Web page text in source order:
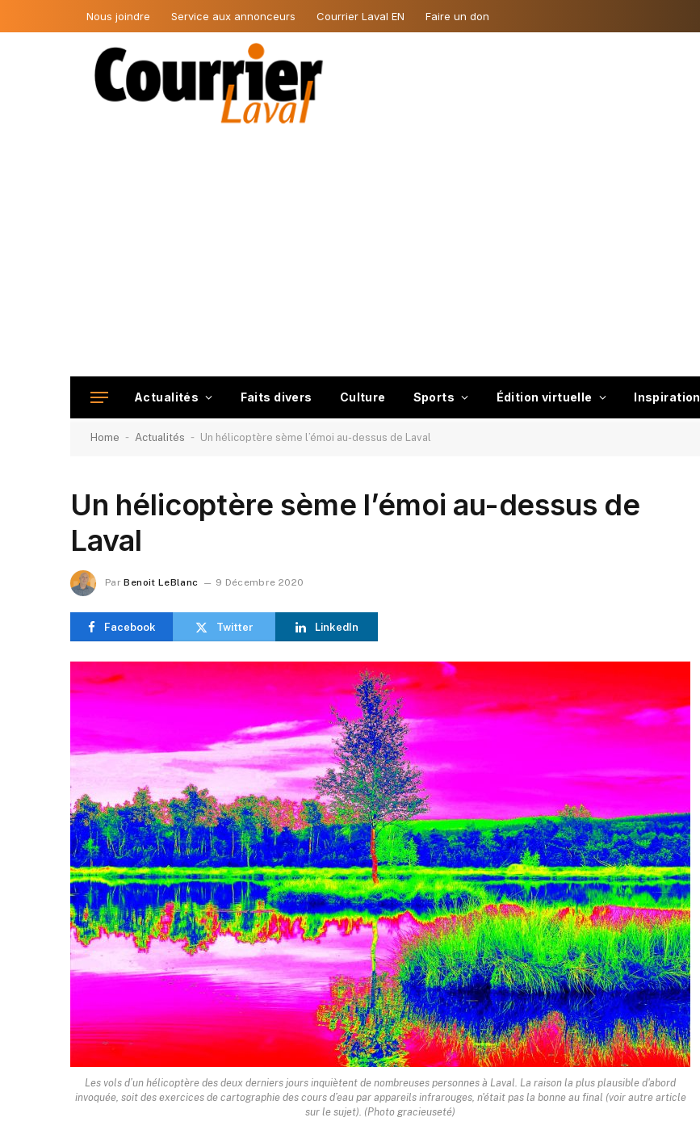
Nous joindre Service aux annonceurs Courrier Laval EN Faire un don
Actualités Faits divers Culture Sports Édition virtuelle Inspiration
Home - Actualités - Un hélicoptère sème l’émoi au-dessus de Laval
Un hélicoptère sème l’émoi au-dessus de
Laval
Par Benoit LeBlanc 9 Décembre 2020
Facebook Twitter LinkedIn
Les vols d’un hélicoptère des deux derniers jours inquiètent de nombreuses personnes à Laval. La raison la plus plausible d'abord
invoquée, soit des exercices de cartographie des cours d’eau par appareils infrarouges, n'était pas la bonne au final (voir autre article
sur le sujet). (Photo gracieuseté)